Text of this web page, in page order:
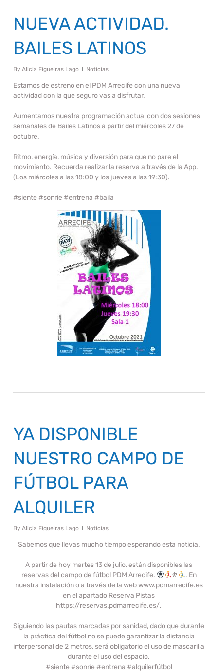
NUEVA ACTIVIDAD.
BAILES LATINOS
By Alicia Figueiras Lago Noticias
Estamos de estreno en el PDM Arrecife con una nueva
actividad con la que seguro vas a disfrutar.
Aumentamos nuestra programación actual con dos sesiones
semanales de Bailes Latinos a partir del miércoles 27 de
octubre.
Ritmo, energía, música y diversión para que no pare el
movimiento. Recuerda realizar la reserva a través de la App.
(Los miércoles a las 18:00 y los jueves a las 19:30).
#siente #sonríe #entrena #baila
YA DISPONIBLE
NUESTRO CAMPO DE
FÚTBOL PARA
ALQUILER
By Alicia Figueiras Lago Noticias
Sabemos que llevas mucho tiempo esperando esta noticia.
A partir de hoy martes 13 de julio, están disponibles las
reservas del campo de fútbol PDM Arrecife.
⛹
. En
nuestra instalación o a través de la web www.pdmarrecife.es
en el apartado Reserva Pistas
https://reservas.pdmarrecife.es/.
Siguiendo las pautas marcadas por sanidad, dado que durante
la práctica del fútbol no se puede garantizar la distancia
interpersonal de 2 metros, será obligatorio el uso de mascarilla
durante el uso del espacio.
#siente #sonríe #entrena #alquilerfútbol